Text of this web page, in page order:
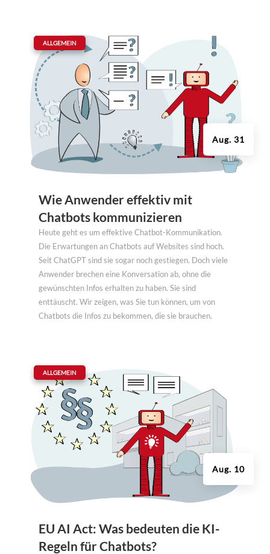
Wie Anwender effektiv mit
Chatbots kommunizieren
Aug. 31
ALLGEMEIN
Heute geht es um effektive Chatbot-Kommunikation.
Die Erwartungen an Chatbots auf Websites sind hoch.
Seit ChatGPT sind sie sogar noch gestiegen. Doch viele
Anwender brechen eine Konversation ab, ohne die
gewünschten Infos erhalten zu haben. Sie sind
enttäuscht. Wir zeigen, was Sie tun können, um von
Chatbots die Infos zu bekommen, die sie brauchen.
EU AI Act: Was bedeuten die KI-
Regeln für Chatbots?
Aug. 10
ALLGEMEIN